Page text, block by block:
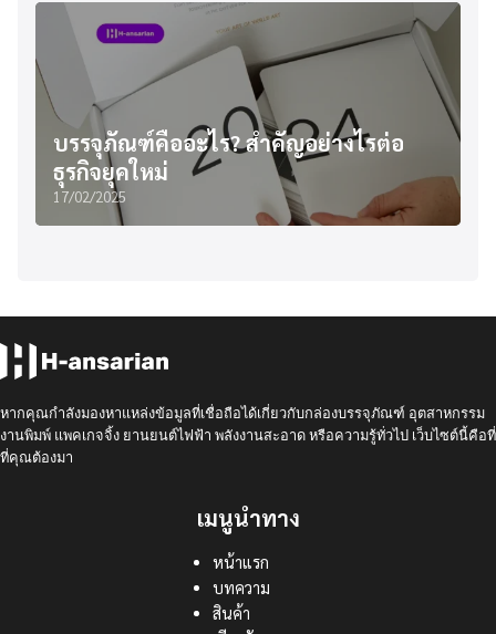
บรรจุภัณฑ์คืออะไร? สำคัญอย่างไรต่อ
ธุรกิจยุคใหม่
17/02/2025
หากคุณกำลังมองหาแหล่งข้อมูลที่เชื่อถือได้เกี่ยวกับกล่องบรรจุภัณฑ์ อุตสาหกรรม
งานพิมพ์ แพคเกจจิ้ง ยานยนต์ไฟฟ้า พลังงานสะอาด หรือความรู้ทั่วไป เว็บไซต์นี้คือที่
ที่คุณต้องมา
เมนูนำทาง
หน้าแรก
บทความ
สินค้า